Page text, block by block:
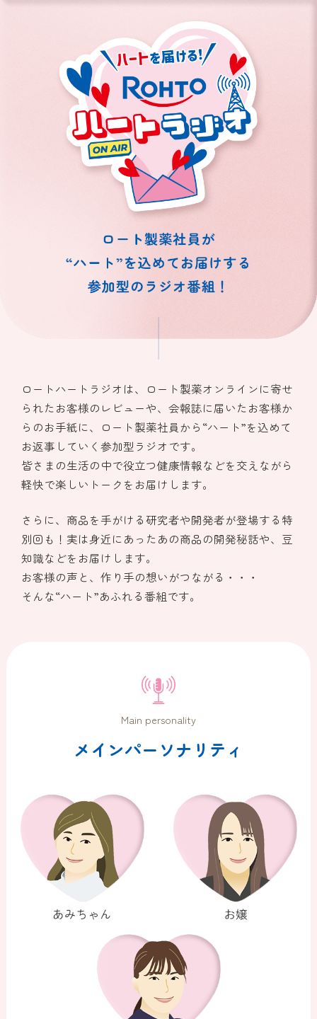
ロートハートラジオは、ロート製薬オンラインに寄せ
られたお客様のレビューや、会報誌に届いたお客様か
らのお手紙に、ロート製薬社員から“ハート”を込めて
お返事していく参加型ラジオです。
皆さまの生活の中で役立つ健康情報などを交えながら
軽快で楽しいトークをお届けします。
さらに、商品を手がける研究者や開発者が登場する特
別回も！実は身近にあったあの商品の開発秘話や、豆
知識などをお届けします。
お客様の声と、作り手の想いがつながる・・・
そんな“ハート”あふれる番組です。
Main personality
メインパーソナリティ